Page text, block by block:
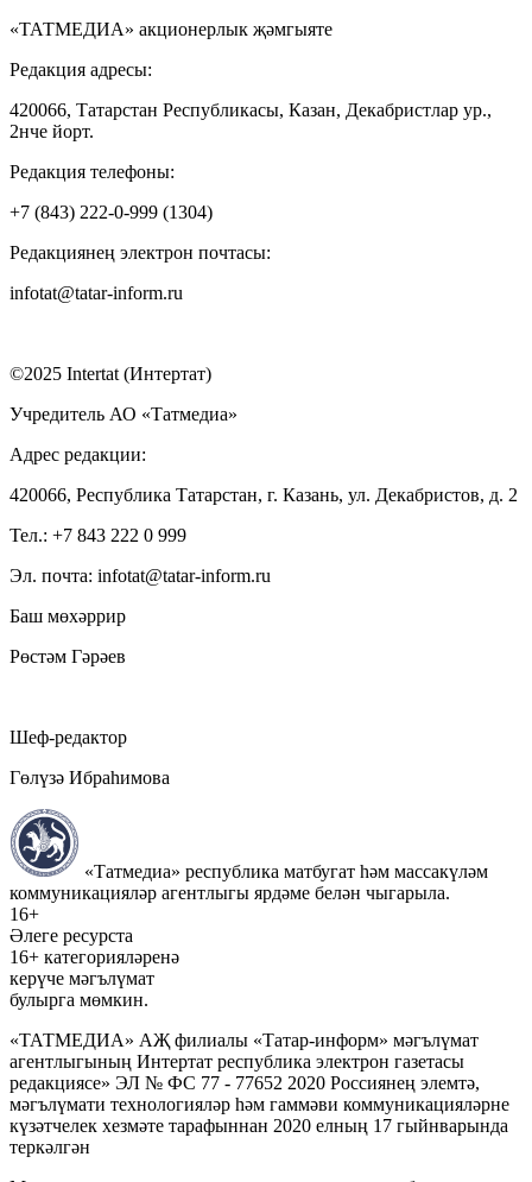
«ТАТМЕДИА» акционерлык җәмгыяте
Редакция адресы:
420066, Татарстан Республикасы, Казан, Декабристлар ур.,
2нче йорт.
Редакция телефоны:
+7 (843) 222-0-999 (1304)
Редакциянең электрон почтасы:
infotat@tatar-inform.ru
©2025 Intertat (Интертат)
Учредитель АО «Татмедиа»
Адрес редакции:
420066, Республика Татарстан, г. Казань, ул. Декабристов, д. 2
Тел.: +7 843 222 0 999
Эл. почта: infotat@tatar-inform.ru
Баш мөхәррир
Рөстәм Гәрәев
Шеф-редактор
Гөлүзә Ибраһимова
«Татмедиа» республика матбугат һәм массакүләм
коммуникацияләр агентлыгы ярдәме белән чыгарыла.
16+
Әлеге ресурста
16+ категорияләренә
керүче мәгълүмат
булырга мөмкин.
«ТАТМЕДИА» АҖ филиалы «Татар-информ» мәгълүмат
агентлыгының Интертат республика электрон газетасы
редакциясе» ЭЛ № ФС 77 - 77652 2020 Россиянең элемтә,
мәгълүмати технологияләр һәм гаммәви коммуникацияләрне
күзәтчелек хезмәте тарафыннан 2020 елның 17 гыйнварында
теркәлгән